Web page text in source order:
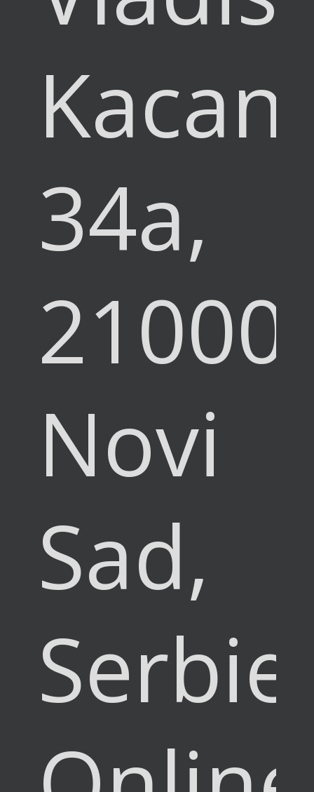
34a,
21000
Novi
Sad,